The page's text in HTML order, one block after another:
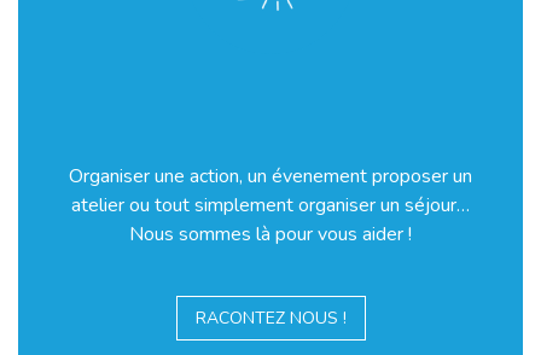
Organiser une action, un évenement proposer un
atelier ou tout simplement organiser un séjour…
Nous sommes là pour vous aider !
RACONTEZ NOUS !